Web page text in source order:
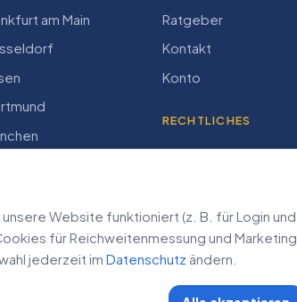
am Main
Ratgeber
Kontakt
Konto
RECHTLICHES
AGB
Website funktioniert (z. B. für Login und
für Reichweiten­messung und Marketing,
jederzeit im Datenschutz ändern.